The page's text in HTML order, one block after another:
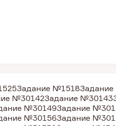
Задание №1518
№30142Задание №30143
№30149Задание
№30156Задание
№31750Задание